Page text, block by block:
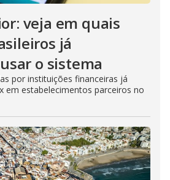
veja em quais
já
o sistema
por instituições financeiras já
em estabelecimentos parceiros no